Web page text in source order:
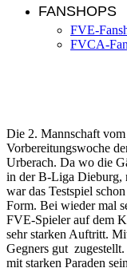
FANSHOPS
FVE-
FVCA-
Die 2. Mannschaft
Vorbereitungswoche
Urberach. Da wo die
in der B-Liga Dieburg,
war das Testspiel
Form. Bei wieder mal
FVE-Spieler auf dem
sehr starken Auftritt.
Gegners gut
mit starken Paraden